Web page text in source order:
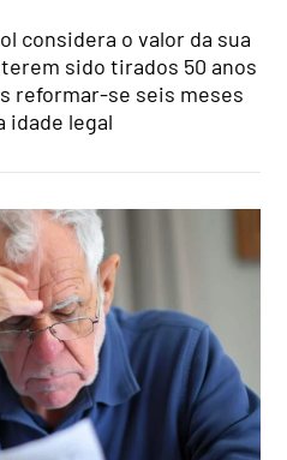
considera o valor da sua
sido tirados 50 anos
reformar-se seis meses
idade legal